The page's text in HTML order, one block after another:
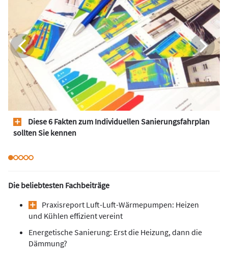
Diese 6 Fakten zum Individuellen Sanierungsfahrplan
sollten Sie kennen
Die beliebtesten Fachbeiträge
Praxisreport Luft-Luft-Wärmepumpen: Heizen
und Kühlen effizient vereint
Energetische Sanierung: Erst die Heizung, dann die
Dämmung?